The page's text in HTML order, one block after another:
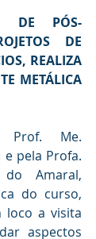
DE PÓS-
DE
REALIZA
METÁLICA
Prof. Me.
pela Profa.
Amaral,
do curso,
loco a visita
aspectos